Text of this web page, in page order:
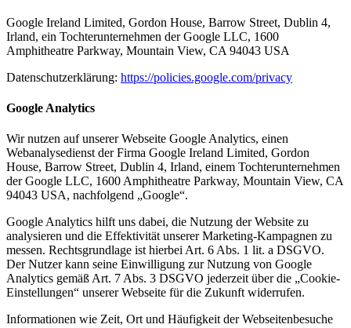
Google Ireland Limited, Gordon House, Barrow Street, Dublin 4,
Irland, ein Tochterunternehmen der Google LLC, 1600
Amphitheatre Parkway, Mountain View, CA 94043 USA
Datenschutzerklärung: https://policies.google.com/privacy
Google Analytics
Wir nutzen auf unserer Webseite Google Analytics, einen
Webanalysedienst der Firma Google Ireland Limited, Gordon
House, Barrow Street, Dublin 4, Irland, einem Tochterunternehmen
der Google LLC, 1600 Amphitheatre Parkway, Mountain View, CA
94043 USA, nachfolgend „Google“.
Google Analytics hilft uns dabei, die Nutzung der Website zu
analysieren und die Effektivität unserer Marketing-Kampagnen zu
messen. Rechtsgrundlage ist hierbei Art. 6 Abs. 1 lit. a DSGVO.
Der Nutzer kann seine Einwilligung zur Nutzung von Google
Analytics gemäß Art. 7 Abs. 3 DSGVO jederzeit über die „Cookie-
Einstellungen“ unserer Webseite für die Zukunft widerrufen.
Informationen wie Zeit, Ort und Häufigkeit der Webseitenbesuche